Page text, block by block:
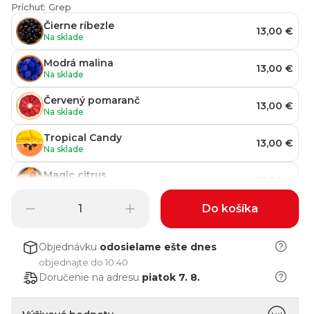
Príchuť: Grep
Čierne ríbezle
Na sklade 13,00 €
Modrá malina
Na sklade 13,00 €
Červený pomaranč
Na sklade 13,00 €
Tropical Candy
Na sklade 13,00 €
Magic citrus
Do košíka
Objednávku odosielame ešte dnes
objednajte do 10:40
Doručenie na adresu piatok 7. 8.